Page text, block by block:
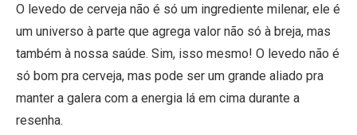
O levedo de cerveja não é só um ingrediente milenar, ele é
um universo à parte que agrega valor não só à breja, mas
também à nossa saúde. Sim, isso mesmo! O levedo não é
só bom pra cerveja, mas pode ser um grande aliado pra
manter a galera com a energia lá em cima durante a
resenha.